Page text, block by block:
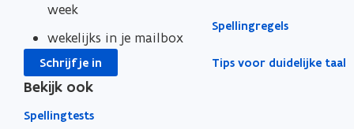
week
wekelijks in je mailbox
Schrijf je in
Spellingregels
Tips voor duidelijke taal
Bekijk ook
Spellingtests